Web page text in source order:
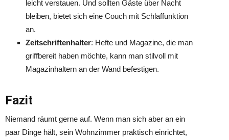
leicht verstauen. Und sollten Gäste über Nacht
bleiben, bietet sich eine Couch mit Schlaffunktion
an.
Zeitschriftenhalter: Hefte und Magazine, die man
griffbereit haben möchte, kann man stilvoll mit
Magazinhaltern an der Wand befestigen.
Fazit
Niemand räumt gerne auf. Wenn man sich aber an ein
paar Dinge hält, sein Wohnzimmer praktisch einrichtet,